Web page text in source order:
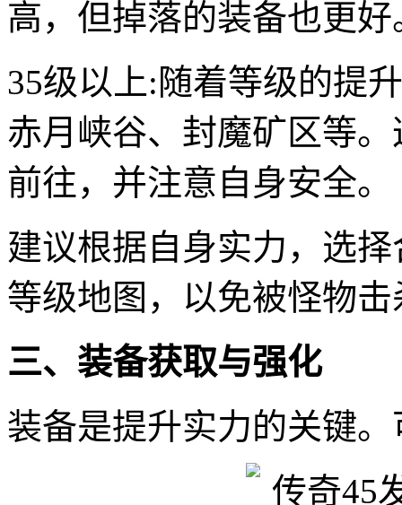
高，但掉落的装备也更好
35级以上:随着等级的提
赤月峡谷、封魔矿区等
前往，并注意自身安全。
建议根据自身实力，选
等级地图，以免被怪物
三、装备获取与强化
装备是提升实力的关键